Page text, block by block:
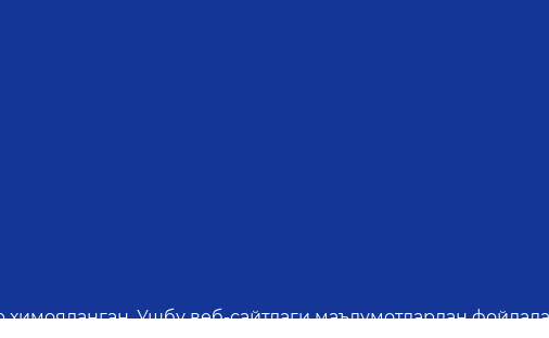
ҳимояланган. Ушбу веб-сайтдаги маълумотлардан